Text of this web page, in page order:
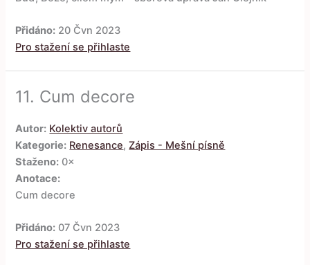
Přidáno: 20 Čvn 2023
Pro stažení se přihlaste
11. Cum decore
Autor: Kolektiv autorů
Kategorie: Renesance,Zápis - Mešní písně
Staženo: 0×
Anotace:
Cum decore
Přidáno: 07 Čvn 2023
Pro stažení se přihlaste